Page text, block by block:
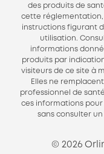
des produits de
cette réglementation,
instructions figurant
utilisation.
informations
produits par
visiteurs de ce site à
Elles ne
professionnel de
ces informations
sans consulter
© 2026